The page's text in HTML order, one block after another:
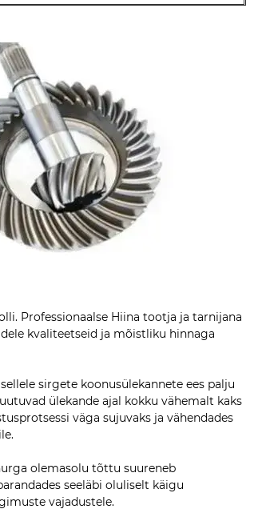
Professionaalse Hiina tootja ja tarnijana
kvaliteetseid ja mõistliku hinnaga
sirgete koonusülekannete ees palju
ülekande ajal kokku vähemalt kaks
väga sujuvaks ja vähendades
olemasolu tõttu suureneb
seeläbi oluliselt käigu
vajadustele.